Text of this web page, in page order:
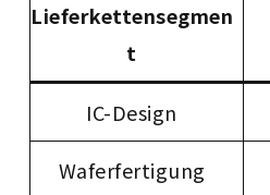
Lieferkettensegmen
t
IC-Design
Waferfertigung